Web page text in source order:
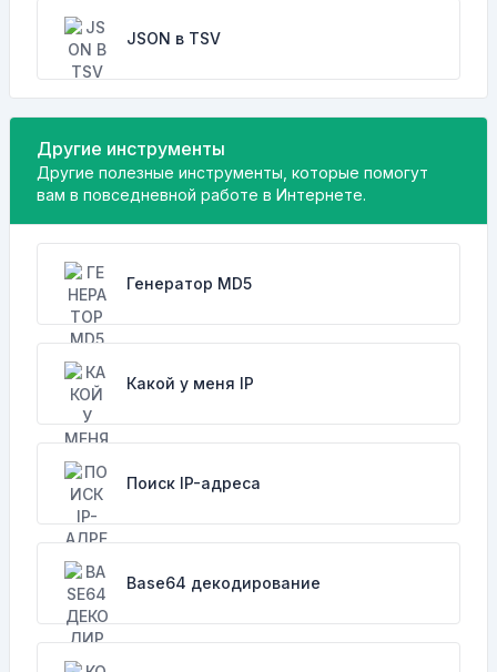
JSON в TSV
Другие инструменты
Другие полезные инструменты, которые помогут
вам в повседневной работе в Интернете.
Генератор MD5
Какой у меня IP
Поиск IP-адреса
Base64 декодирование